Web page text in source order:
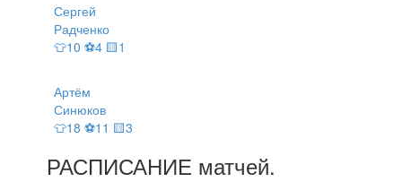
Сергей
Радченко
👕10 ⚽4 🟨1
Артём
Синюков
👕18 ⚽11 🟨3
РАСПИСАНИЕ матчей.